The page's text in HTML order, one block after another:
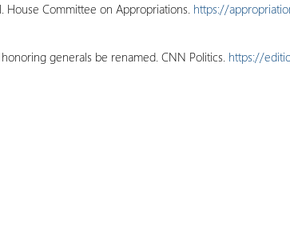
House Committee on Appropriations. https://
generals be renamed. CNN Politics. https://